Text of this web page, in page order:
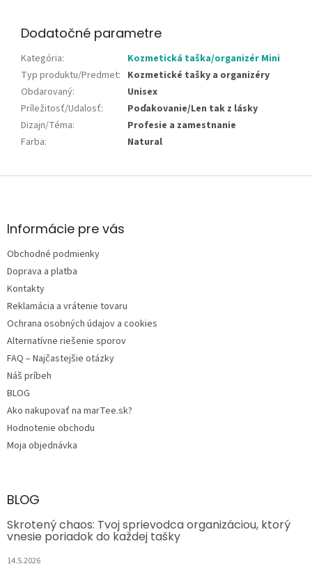
Dodatočné parametre
Kategória:
Kozmetická taška/organizér Mini
Typ produktu/Predmet: Kozmetické tašky a organizéry
Obdarovaný:
Unisex
Príležitosť/Udalosť:
Poďakovanie/Len tak z lásky
Dizajn/Téma:
Profesie a zamestnanie
Farba: Natural
Z
ä
e
Informácie pre vás
Obchodné podmienky
Doprava a platba
Kontakty
Reklamácia a vrátenie tovaru
Ochrana osobných údajov a cookies
Alternatívne riešenie sporov
FAQ – Najčastejšie otázky
Náš príbeh
BLOG
Ako nakupovať na marTee.sk?
Hodnotenie obchodu
Moja objednávka
BLOG
Skrotený chaos: Tvoj sprievodca organizáciou, ktorý
vnesie poriadok do každej tašky
14.5.2026